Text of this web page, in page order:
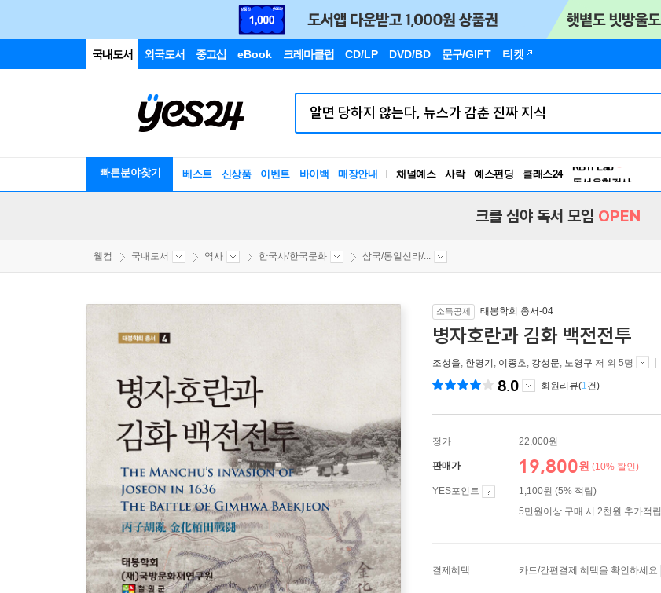
국내도서 외국도서 중고샵 eBook 크레마클럽 CD/LP DVD/BD 문구/GIFT 티켓
빠른분야찾기 베스트 신상품 이벤트 바이백 매장안내 채널예스 사락 예스펀딩 클래스24
독서유형검사
크클 심야 독서 모임 OPEN
웰컴 국내도서 역사 한국사/한국문화 삼국/통일신라/...
소득공제 태봉학회 총서-04
병자호란과 김화 백전전투
조성을, 한명기 , 이종호, 강성문, 노영구 저 외 5명
8.0 회원리뷰(1건)
정가 22,000원
판매가 19,800원 (10% 할인)
YES포인트
1,100원 (5% 적립)
5만원이상 구매 시 2천원 추가적립
결제혜택 카드/간편결제 혜택을 확인하세요